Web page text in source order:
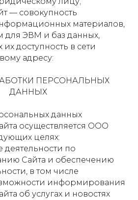
— совокупность
материалов,
для ЭВМ и баз данных,
доступность в сети
адресу:
ПЕРСОНАЛЬНЫХ
ДАННЫХ
данных
осуществляется ООО
целях:
по
Сайта и обеспечению
в том числе
информирования
об услугах и новостях